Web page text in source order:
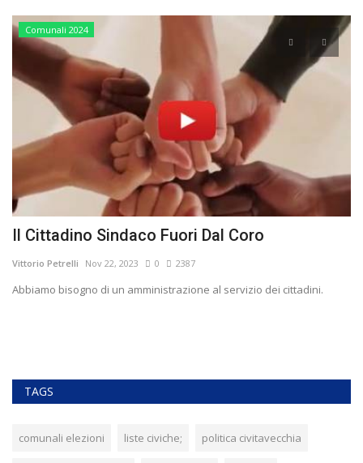
Comunali 2024
Il Cittadino Sindaco Fuori Dal Coro
Vittorio Petrelli Nov 22, 2023 0 2387
Abbiamo bisogno di un amministrazione al servizio dei cittadini.
TAGS
comunali elezioni liste civiche; politica civitavecchia